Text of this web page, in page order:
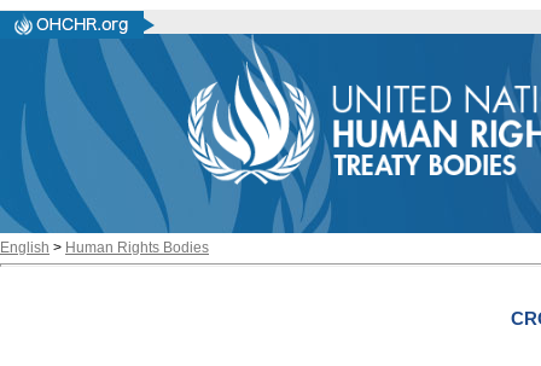
English > Human Rights Bodies